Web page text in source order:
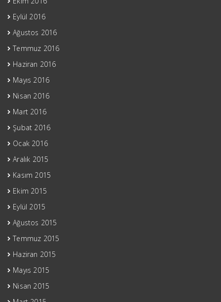
Eylül 2016
Ağustos 2016
Temmuz 2016
Haziran 2016
Mayıs 2016
Nisan 2016
Mart 2016
Şubat 2016
Ocak 2016
Aralık 2015
Kasım 2015
Ekim 2015
Eylül 2015
Ağustos 2015
Temmuz 2015
Haziran 2015
Mayıs 2015
Nisan 2015